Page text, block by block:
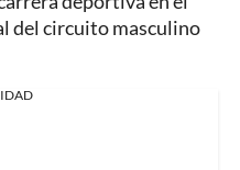
del circuito masculino